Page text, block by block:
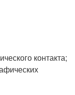
контакта;